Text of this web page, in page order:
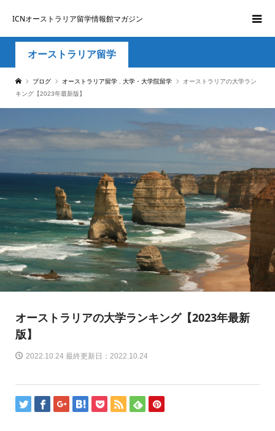
ICNオーストラリア留学情報館マガジン
オーストラリア留学
ブログ オーストラリア留学 大学・大学院留学
オーストラリアの大学ラン
キング【2023年最新版】
オーストラリアの大学ランキング【2023年最新
版】
2022.10.24 最終更新日：2022.10.24